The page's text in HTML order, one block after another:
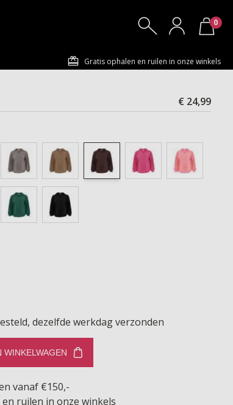
0
Gratis ophalen en ruilen in onze winkels
€ 24,99
dezelfde werkdag verzonden
WINKELWAGEN
vanaf €150,-
ruilen in onze winkels